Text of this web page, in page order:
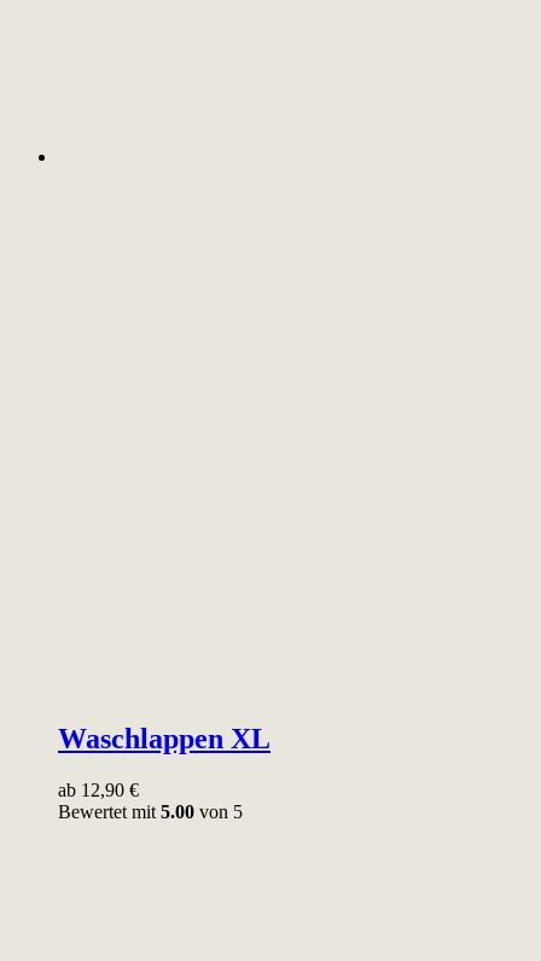
Waschlappen XL
ab 12,90 €
Bewertet mit 5.00 von 5